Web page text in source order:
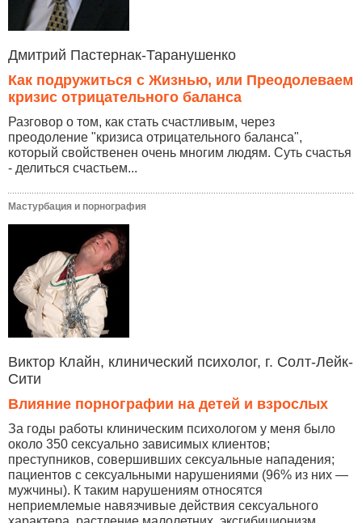
Дмитрий Пастернак-Таранушенко
Как подружиться с Жизнью, или Преодолеваем
кризис отрицательного баланса
Разговор о том, как стать счастливым, через
преодоление "кризиса отрицательного баланса",
который свойственен очень многим людям. Суть счастья
- делиться счастьем...
Мастурбация и порнография
Виктор Клайн, клинический психолог, г. Солт-Лейк-
Сити
Влияние порнографии на детей и взрослых
За годы работы клиническим психологом у меня было
около 350 сексуально зависимых клиентов;
преступников, совершивших сексуальные нападения;
пациентов с сексуальными нарушениями (96% из них —
мужчины). К таким нарушениям относятся
неприемлемые навязчивые действия сексуального